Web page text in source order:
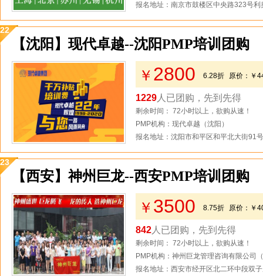
报名地址：南京市鼓楼区中央路323号
22
【沈阳】现代卓越--沈阳PMP培训团购
￥ 2800 6.28折 原价： ￥
1229 人已团购，先到先得
剩余时间： 72小时以上，欲购从速！
PMP机构：现代卓越（沈阳）
报名地址：沈阳市和平区和平北大街91号
23
【西安】神州巨龙--西安PMP培训团购
￥ 3500 8.75折 原价： ￥
842 人已团购，先到先得
剩余时间： 72小时以上，欲购从速！
PMP机构：神州巨龙管理咨询有限公司
报名地址：西安市经开区北二环中段双